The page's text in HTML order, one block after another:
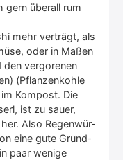
gern über­all rum
mehr ver­trägt, als
oder in Maßen
den ver­go­re­nen
(Pflan­zen­koh­le
Kom­post. Die
ist zu sau­er,
Also Regen­wür­
eine gute Grund­
paar weni­ge